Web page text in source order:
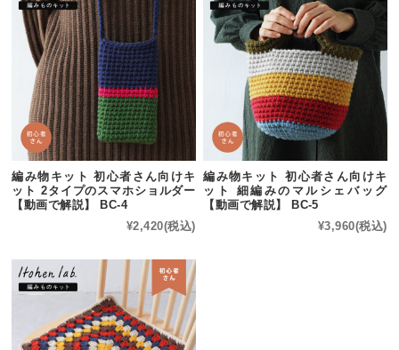
編み物キット 初心者さん向けキ
ット 2タイプのスマホショルダー
【動画で解説】 BC-4
¥2,420(税込)
編み物キット 初心者さん向けキ
ット 細編みのマルシェバッグ
【動画で解説】 BC-5
¥3,960(税込)